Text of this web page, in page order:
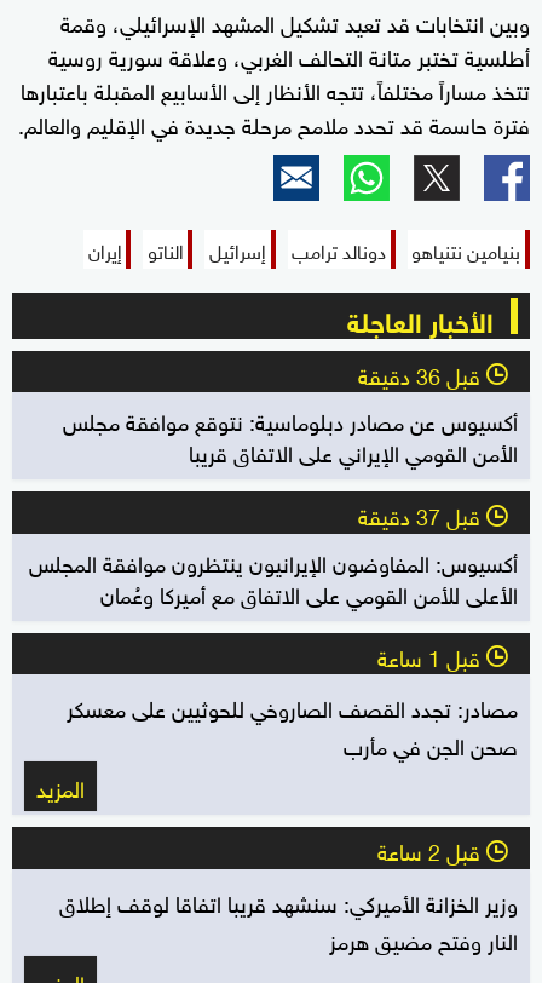
وبين انتخابات قد تعيد تشكيل المشهد الإسرائيلي، وقمة
أطلسية تختبر متانة التحالف الغربي، وعلاقة سورية روسية
تتخذ مساراً مختلفاً، تتجه الأنظار إلى الأسابيع المقبلة باعتبارها
فترة حاسمة قد تحدد ملامح مرحلة جديدة في الإقليم والعالم.
بنيامين نتنياهو دونالد ترامب إسرائيل الناتو إيران
الأخبار العاجلة
l قبل 36 دقيقة
أكسيوس عن مصادر دبلوماسية: نتوقع موافقة مجلس
الأمن القومي الإيراني على الاتفاق قريبا
l قبل 37 دقيقة
أكسيوس: المفاوضون الإيرانيون ينتظرون موافقة المجلس
الأعلى للأمن القومي على الاتفاق مع أميركا وعُمان
l قبل 1 ساعة
مصادر: تجدد القصف الصاروخي للحوثيين على معسكر
صحن الجن في مأرب
المزيد
l قبل 2 ساعة
وزير الخزانة الأميركي: سنشهد قريبا اتفاقا لوقف إطلاق
النار وفتح مضيق هرمز